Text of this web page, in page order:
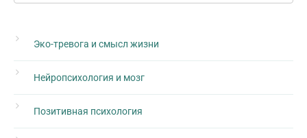
Эко-тревога и смысл жизни
Нейропсихология и мозг
Позитивная психология